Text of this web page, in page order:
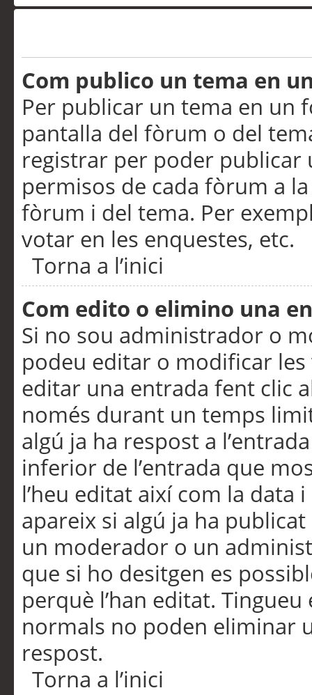
Com publico un tema en
Per publicar un tema en un
pantalla del fòrum o del
registrar per poder publicar
permisos de cada fòrum a
fòrum i del tema. Per
votar en les enquestes, etc.
Torna a l’inici
Com edito o elimino una
Si no sou administrador o
podeu editar o modificar
editar una entrada fent clic
només durant un temps
algú ja ha respost a
inferior de l’entrada que
l’heu editat així com la data
apareix si algú ja ha
un moderador o un
que si ho desitgen es
perquè l’han editat.
normals no poden eliminar
respost.
Torna a l’inici